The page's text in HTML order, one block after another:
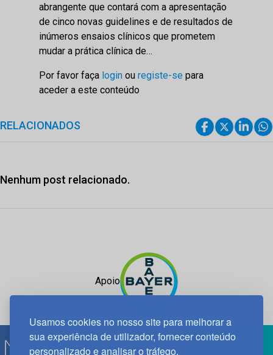
Usamos cookies no nosso site para melhorar a
sua experiência de utilizador, fornecer conteúdo
personalizado e analisar o tráfego.
abrangente que contará com a apresentação
de cinco novas guidelines e de resultados de
inúmeros ensaios clínicos que prometem
mudar a prática clínica de…
Por favor faça login ou registe-se para
aceder a este conteúdo
RELACIONADOS
Nenhum post relacionado.
Apoio